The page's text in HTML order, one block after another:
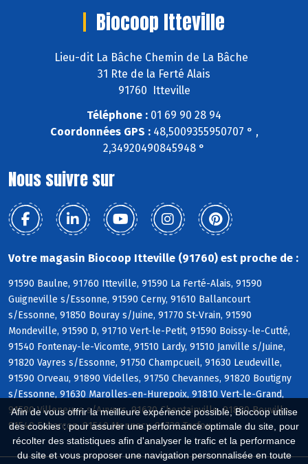
Afin de vous offrir la meilleure expérience possible, Biocoop utilise
des cookies : pour assurer une performance optimale du site, pour
récolter des statistiques afin d'analyser le trafic et la performance
du site et vous proposer une navigation personnalisée en toute
Biocoop Itteville
Lieu-dit La Bâche Chemin de La Bâche
31 Rte de la Ferté Alais
91760 Itteville
Téléphone : 01 69 90 28 94
Coordonnées GPS :48,5009355950707 ° ,
2,34920490845948 °
Nous suivre sur
Votre magasin Biocoop Itteville (91760) est proche de :
91590 Baulne, 91760 Itteville, 91590 La Ferté-Alais, 91590
Guigneville s/Essonne, 91590 Cerny, 91610 Ballancourt
s/Essonne, 91850 Bouray s/Juine, 91770 St-Vrain, 91590
Mondeville, 91590 D, 91710 Vert-le-Petit, 91590 Boissy-le-Cutté,
91540 Fontenay-le-Vicomte, 91510 Lardy, 91510 Janville s/Juine,
91820 Vayres s/Essonne, 91750 Champcueil, 91630 Leudeville,
91590 Orveau, 91890 Videlles, 91750 Chevannes, 91820 Boutigny
s/Essonne, 91630 Marolles-en-Hurepoix, 91810 Vert-le-Grand,
91580 Villeneuve s/Auvers, 91630 Cheptainville, 91880 Bouville,
91540 Echarcon, 91540 Mennecy, 91730 Torfou